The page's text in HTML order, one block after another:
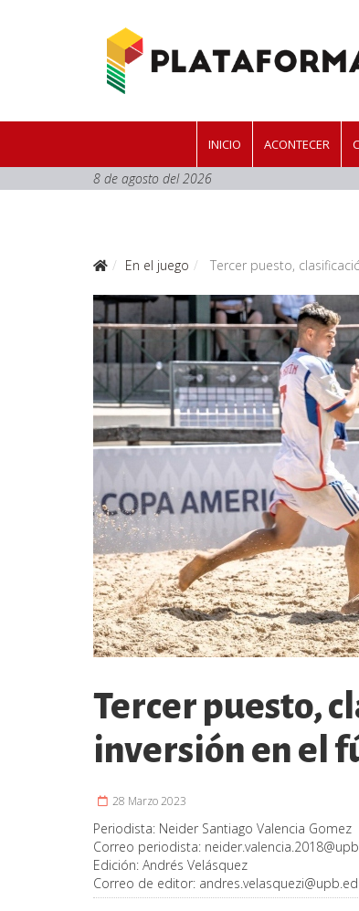
INICIO ACONTECER
8 de agosto del 2026
En el juego Tercer puesto,
Tercer puesto,
inversión en el
28 Marzo 2023
Periodista: Neider Santiago Valencia Gomez
Correo periodista:
Edición: Andrés Velásquez
Correo de editor: